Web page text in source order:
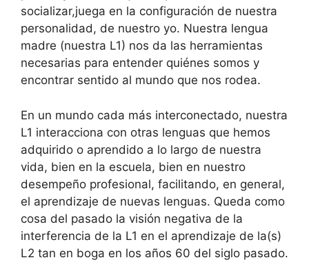
socializar,juega en la configuración de nuestra
personalidad, de nuestro yo. Nuestra lengua
madre (nuestra L1) nos da las herramientas
necesarias para entender quiénes somos y
encontrar sentido al mundo que nos rodea.
En un mundo cada más interconectado, nuestra
L1 interacciona con otras lenguas que hemos
adquirido o aprendido a lo largo de nuestra
vida, bien en la escuela, bien en nuestro
desempeño profesional, facilitando, en general,
el aprendizaje de nuevas lenguas. Queda como
cosa del pasado la visión negativa de la
interferencia de la L1 en el aprendizaje de la(s)
L2 tan en boga en los años 60 del siglo pasado.